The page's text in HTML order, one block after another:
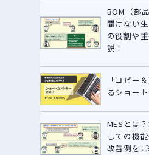
BOM（部
聞けない
の役割や
説！
「コピー
るショー
MESとは
しての機
改善例をご